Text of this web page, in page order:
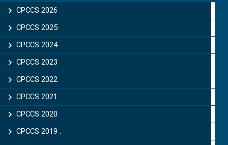
Sidebar
CPCCS 2026
CPCCS 2025
CPCCS 2024
CPCCS 2023
CPCCS 2022
CPCCS 2021
CPCCS 2020
CPCCS 2019 .